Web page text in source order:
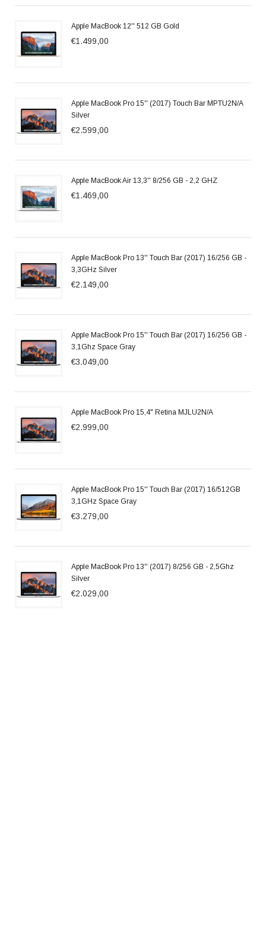
Apple MacBook 12'' 512 GB Gold
€1.499,00
Apple MacBook Pro 15'' (2017) Touch Bar MPTU2N/A
Silver
€2.599,00
Apple MacBook Air 13,3'' 8/256 GB - 2,2 GHZ
€1.469,00
Apple MacBook Pro 13'' Touch Bar (2017) 16/256 GB -
3,3GHz Silver
€2.149,00
Apple MacBook Pro 15'' Touch Bar (2017) 16/256 GB -
3,1Ghz Space Gray
€3.049,00
Apple MacBook Pro 15,4" Retina MJLU2N/A
€2.999,00
Apple MacBook Pro 15'' Touch Bar (2017) 16/512GB
3,1GHz Space Gray
€3.279,00
Apple MacBook Pro 13'' (2017) 8/256 GB - 2,5Ghz
Silver
€2.029,00